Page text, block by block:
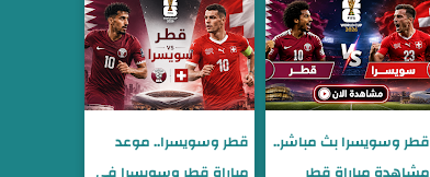
قطر وسويسرا بث مباشر..
قطر وسويسرا.. موعد